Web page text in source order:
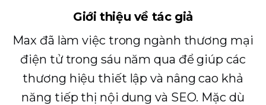
Giới thiệu về tác giả
Max đã làm việc trong ngành thương mại
điện tử trong sáu năm qua để giúp các
thương hiệu thiết lập và nâng cao khả
năng tiếp thị nội dung và SEO. Mặc dù